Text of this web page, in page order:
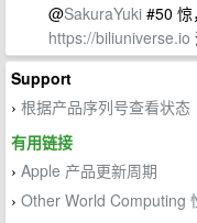
@SakuraYuki #50 惊
https://biliuniverse.io
Support
› 根据产品序列号查看状态
有用链接
› Apple 产品更新周期
› Other World Computing